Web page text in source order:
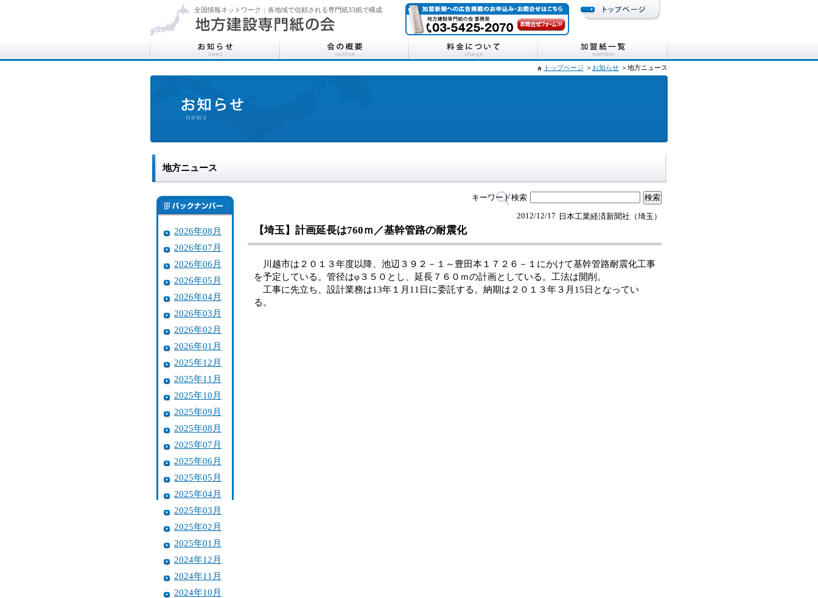
全国情報ネットワーク：各地域で信頼される専門紙33紙で構成
トップページ ＞ お知らせ ＞地方ニュース
地方ニュース
2026年08月
2026年07月
2026年06月
2026年05月
2026年04月
2026年03月
2026年02月
2026年01月
2025年12月
2025年11月
2025年10月
2025年09月
2025年08月
2025年07月
2025年06月
2025年05月
2025年04月
2025年03月
2025年02月
2025年01月
2024年12月
2024年11月
2024年10月
キーワード検索
日本工業経済新聞社（埼玉）
2012/12/17
【埼玉】計画延長は760ｍ／基幹管路の耐震化
川越市は２０１３年度以降、池辺３９２－１～豊田本１７２６－１にかけて基幹管路耐震化工事
を予定している。管径はφ３５０とし、延長７６０ｍの計画としている。工法は開削。
工事に先立ち、設計業務は13年１月11日に委託する。納期は２０１３年３月15日となってい
る。